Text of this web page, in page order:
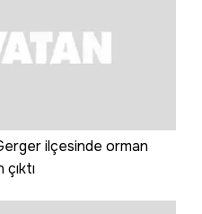
ilçesinde orman
çıktı